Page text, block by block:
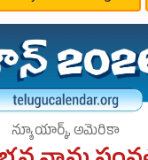
న్యూయార్క్, అమెరికా